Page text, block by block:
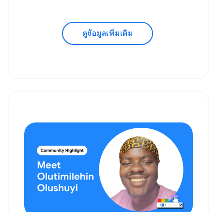
ดูข้อมูลเพิ่มเติม